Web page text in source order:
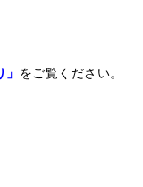
をご覧ください。